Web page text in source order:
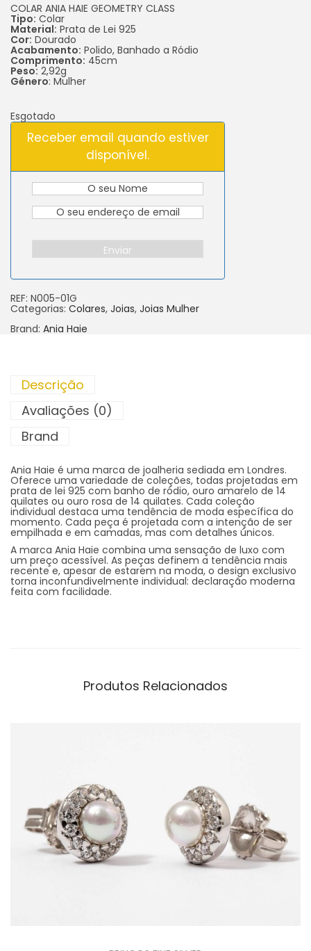
COLAR ANIA HAIE GEOMETRY CLASS
Tipo: Colar
Material: Prata de Lei 925
Cor: Dourado
Acabamento: Polido, Banhado a Ródio
Comprimento: 45cm
Peso: 2,92g
Género: Mulher
Esgotado
Receber email quando estiver
disponível.
Enviar
REF: N005-01G
Categorias: Colares, Joias, Joias Mulher
Brand: Ania Haie
Descrição
Avaliações (0)
Brand
Ania Haie é uma marca de joalheria sediada em Londres.
Oferece uma variedade de coleções, todas projetadas em
prata de lei 925 com banho de ródio, ouro amarelo de 14
quilates ou ouro rosa de 14 quilates. Cada coleção
individual destaca uma tendência de moda específica do
momento. Cada peça é projetada com a intenção de ser
empilhada e em camadas, mas com detalhes únicos.
A marca Ania Haie combina uma sensação de luxo com
um preço acessível. As peças definem a tendência mais
recente e, apesar de estarem na moda, o design exclusivo
torna inconfundivelmente individual: declaração moderna
feita com facilidade.
Produtos Relacionados